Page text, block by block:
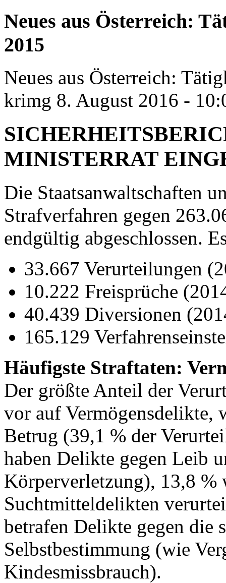
Neues aus Österreich:
2015
Neues aus Österreich:
krimg 8. August 2016 -
MINISTERRAT
Die Staatsanwaltschaften
Strafverfahren gegen
endgültig abgeschlossen.
33.667 Verurteilungen
10.222 Freisprüche
40.439 Diversionen
165.129
Häufigste Straftaten:
Der größte Anteil der
vor auf Vermögensdelikte,
Betrug (39,1 % der
haben Delikte gegen Leib
Körperverletzung), 13,8 %
Suchtmitteldelikten
betrafen Delikte gegen die
Selbstbestimmung (wie
Kindesmissbrauch).